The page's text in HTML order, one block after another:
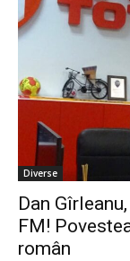
Diverse
Dan
FM!
român